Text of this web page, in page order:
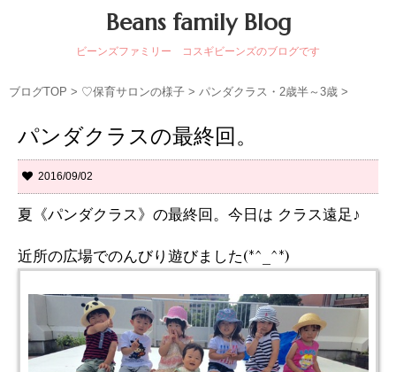
Beans family Blog
ビーンズファミリー コスギビーンズのブログです
ブログTOP > ♡保育サロンの様子 > パンダクラス・2歳半～3歳 >
パンダクラスの最終回。
2016/09/02
夏《パンダクラス》の最終回。今日は クラス遠足♪
近所の広場でのんびり遊びました(*^_^*)